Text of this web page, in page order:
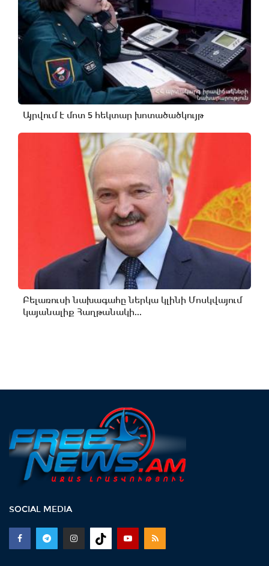
Այրվում է մոտ 5 հեկտար խոտածածկույթ
Բելառուսի նախագահը ներկա կլինի Մոսկվայում
կայանալիք Հաղթանակի...
SOCIAL MEDIA